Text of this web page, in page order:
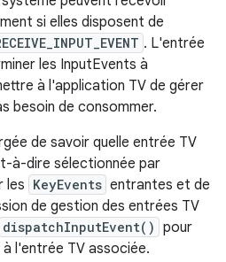
si elles disposent de
. L'entrée
les InputEvents à
à l'application TV de gérer
besoin de consommer.
de savoir quelle entrée TV
à-dire sélectionnée par
les KeyEvents entrantes et de
de gestion des entrées TV
dispatchInputEvent() pour
l'entrée TV associée.